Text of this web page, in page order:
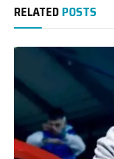
RELATED POSTS